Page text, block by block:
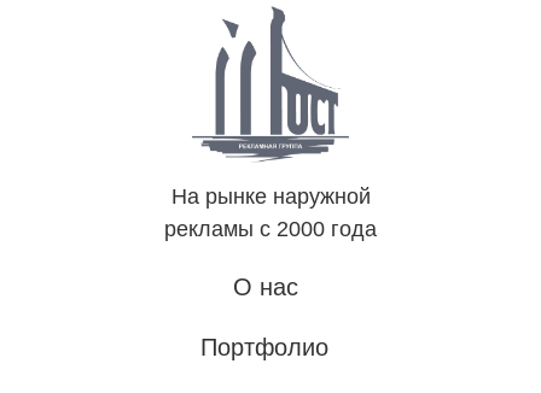
На рынке наружной
рекламы с 2000 года
О нас
Портфолио